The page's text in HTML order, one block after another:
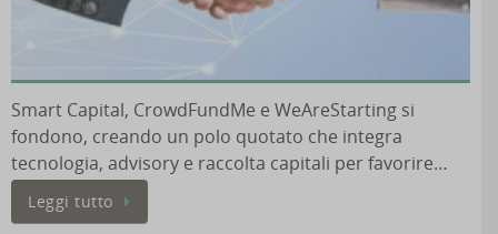
Smart Capital, CrowdFundMe e WeAreStarting si
fondono, creando un polo quotato che integra
tecnologia, advisory e raccolta capitali per favorire…
Leggi tutto